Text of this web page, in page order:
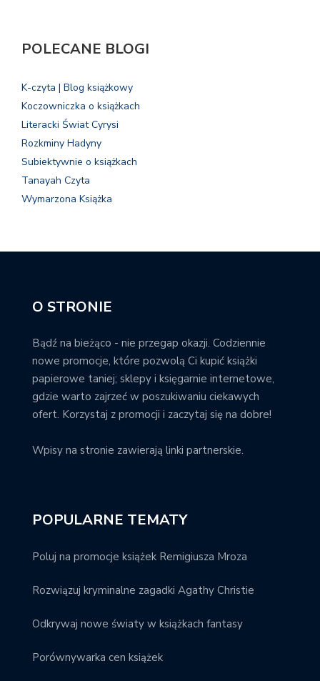
POLECANE BLOGI
K-czyta | Blog książkowy
Koczowniczka o książkach
Literacki Świat Cyrysi
Rozkminy Hadyny
Subiektywnie o książkach
Tanayah Czyta
Wymarzona Książka
O STRONIE
Bądź na bieżąco - nie przegap okazji. Codziennie
nowe promocje, które pozwolą Ci kupić książki
papierowe taniej; sklepy i księgarnie internetowe,
gdzie warto zajrzeć w poszukiwaniu ciekawych
ofert. Korzystaj z promocji i zaczytaj się na dobre!
Wpisy na stronie zawierają linki partnerskie.
POPULARNE TEMATY
Poluj na promocje książek Remigiusza Mroza
Rozwiązuj kryminalne zagadki Agathy Christie
Odkrywaj nowe światy w książkach fantasy
Porównywarka cen książek